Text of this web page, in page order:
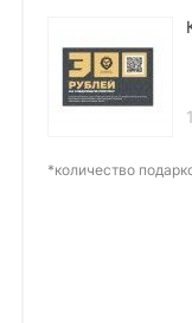
*количество